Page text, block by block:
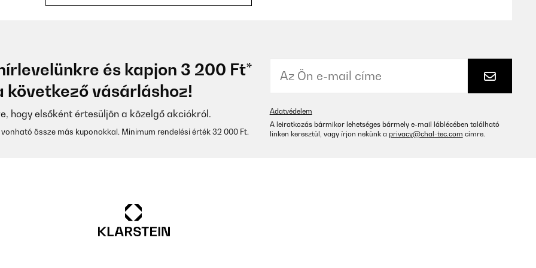
Ihre Homegym benötigen.Leistet mir seit einigen Monaten gute Dienste.
és kapjon 3 200 Ft*
következő vásárláshoz!
hogy elsőként értesüljön a közelgő akciókról.
össze más kuponokkal. Minimum rendelési érték 32 000 Ft.
Adatvédelem
A leiratkozás bármikor lehetséges bármely e-mail láblécében található
linken keresztül, vagy írjon nekünk a privacy@chal-tec.com címre.